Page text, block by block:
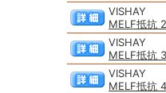
VISHAY
MELF抵抗
VISHAY
MELF抵抗
VISHAY
MELF抵抗